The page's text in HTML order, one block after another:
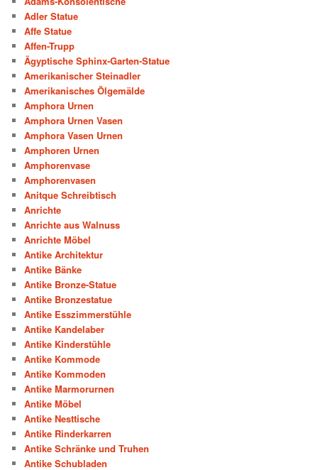
Adler Statue
Affe Statue
Affen-Trupp
Ägyptische Sphinx-Garten-Statue
Amerikanischer Steinadler
Amerikanisches Ölgemälde
Amphora Urnen
Amphora Urnen Vasen
Amphora Vasen Urnen
Amphoren Urnen
Amphorenvase
Amphorenvasen
Anitque Schreibtisch
Anrichte
Anrichte aus Walnuss
Anrichte Möbel
Antike Architektur
Antike Bänke
Antike Bronze-Statue
Antike Bronzestatue
Antike Esszimmerstühle
Antike Kandelaber
Antike Kinderstühle
Antike Kommode
Antike Kommoden
Antike Marmorurnen
Antike Möbel
Antike Nesttische
Antike Rinderkarren
Antike Schränke und Truhen
Antike Schubladen